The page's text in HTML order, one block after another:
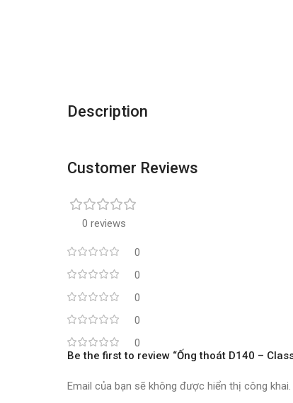
Description
Customer Reviews
0 reviews
0
0
0
0
0
Be the first to review “Ống thoát D140 –
Email của bạn sẽ không được hiển thị công khai.